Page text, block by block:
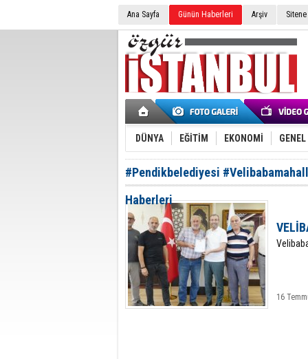
Ana Sayfa Günün Haberleri Arşiv
DÜNYA EĞİTİM EKONOMİ GENEL
#Pendikbelediyesi
Haberleri
16